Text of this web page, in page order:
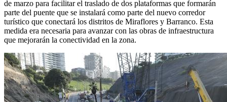
de marzo para facilitar el traslado de dos plataformas que formarán
parte del puente que se instalará como parte del nuevo corredor
turístico que conectará los distritos de Miraflores y Barranco. Esta
medida era necesaria para avanzar con las obras de infraestructura
que mejorarán la conectividad en la zona.